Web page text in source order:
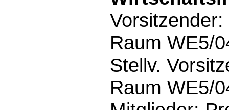
Raum WE5/
Stellv.
Raum WE5/